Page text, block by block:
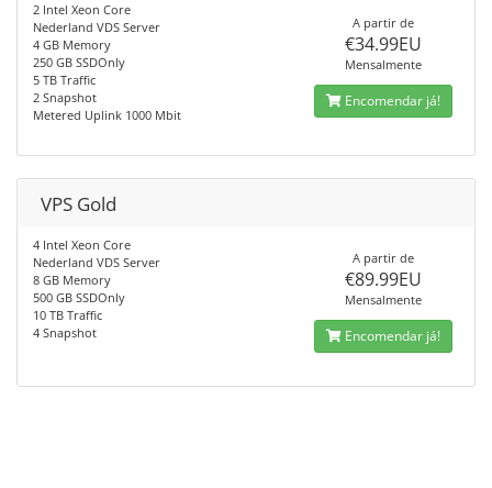
2 Intel Xeon Core
Nederland VDS Server
4 GB Memory
250 GB SSDOnly
5 TB Traffic
2 Snapshot
Metered Uplink 1000 Mbit
A partir de
€34.99EU
Mensalmente
Encomendar já!
VPS Gold
4 Intel Xeon Core
Nederland VDS Server
8 GB Memory
500 GB SSDOnly
10 TB Traffic
4 Snapshot
A partir de
€89.99EU
Mensalmente
Encomendar já!